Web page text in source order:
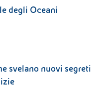
degli Oceani
svelano nuovi segreti